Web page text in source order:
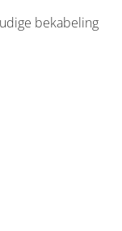
bekabeling